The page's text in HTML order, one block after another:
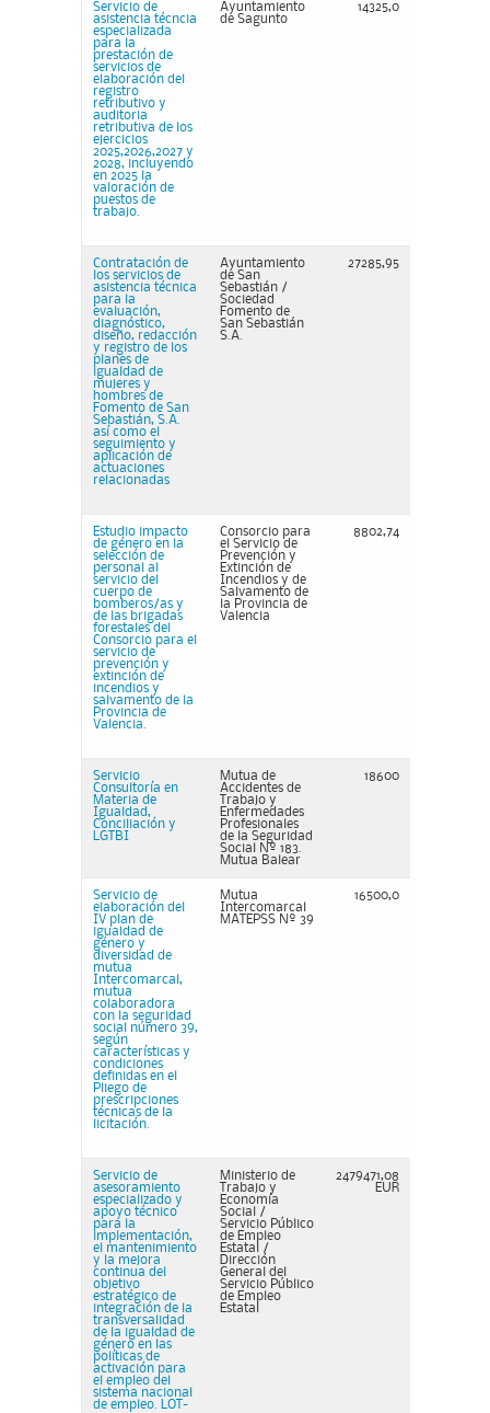
Servicio de
asistencia técncia
especializada
para la
prestación de
servicios de
elaboración del
registro
retributivo y
auditoria
retributiva de los
ejercicios
2025,2026,2027 y
2028, incluyendo
en 2025 la
valoración de
puestos de
trabajo.
Ayuntamiento
de Sagunto
14325,0
Contratación de
los servicios de
asistencia técnica
para la
evaluación,
diagnóstico,
diseño, redacción
y registro de los
planes de
igualdad de
mujeres y
hombres de
Fomento de San
Sebastián, S.A.
así como el
seguimiento y
aplicación de
actuaciones
relacionadas
Ayuntamiento
de San
Sebastián /
Sociedad
Fomento de
San Sebastián
S.A.
27285,95
Estudio impacto
de género en la
selección de
personal al
servicio del
cuerpo de
bomberos/as y
de las brigadas
forestales del
Consorcio para el
servicio de
prevención y
extinción de
incendios y
salvamento de la
Provincia de
Valencia.
Consorcio para
el Servicio de
Prevención y
Extinción de
Incendios y de
Salvamento de
la Provincia de
Valencia
8802,74
Servicio
Consultoría en
Materia de
Igualdad,
Conciliación y
LGTBI
Mutua de
Accidentes de
Trabajo y
Enfermedades
Profesionales
de la Seguridad
Social Nº 183.
Mutua Balear
18600
Servicio de
elaboración del
IV plan de
igualdad de
género y
diversidad de
mutua
Intercomarcal,
mutua
colaboradora
con la seguridad
social número 39,
según
características y
condiciones
definidas en el
Pliego de
prescripciones
técnicas de la
licitación.
Mutua
Intercomarcal
MATEPSS Nº 39
16500,0
Servicio de
asesoramiento
especializado y
apoyo técnico
para la
implementación,
el mantenimiento
y la mejora
continua del
objetivo
estratégico de
integración de la
transversalidad
de la igualdad de
género en las
políticas de
activación para
el empleo del
sistema nacional
de empleo. LOT-
Ministerio de
Trabajo y
Economía
Social /
Servicio Público
de Empleo
Estatal /
Dirección
General del
Servicio Público
de Empleo
Estatal
2479471,08
EUR